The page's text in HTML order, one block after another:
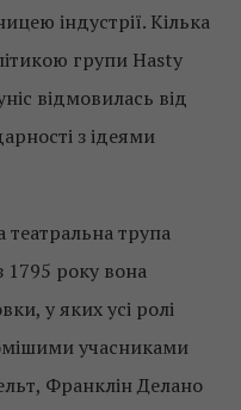
індустрії. Кілька
групи Hasty
відмовилась від
з ідеями
трупа
1795 року вона
у яких усі ролі
учасниками
Франклін Делано